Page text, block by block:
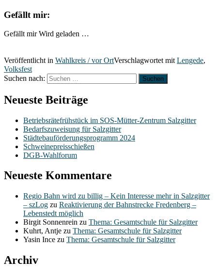
Gefällt mir:
Gefällt mir Wird geladen …
Veröffentlicht in Wahlkreis / vor OrtVerschlagwortet mit Lengede,
Volksfest
Suchen nach:
Neueste Beiträge
Betriebsrätefrühstück im SOS-Mütter-Zentrum Salzgitter
Bedarfszuweisung für Salzgitter
Städtebauförderungsprogramm 2024
Schweinepreisschießen
DGB-Wahlforum
Neueste Kommentare
Regio Bahn wird zu billig – Kein Interesse mehr in Salzgitter
– szLog zu Reaktivierung der Bahnstrecke Fredenberg –
Lebenstedt möglich
Birgit Sonnenrein zu Thema: Gesamtschule für Salzgitter
Kuhrt, Antje zu Thema: Gesamtschule für Salzgitter
Yasin Ince zu Thema: Gesamtschule für Salzgitter
Archiv